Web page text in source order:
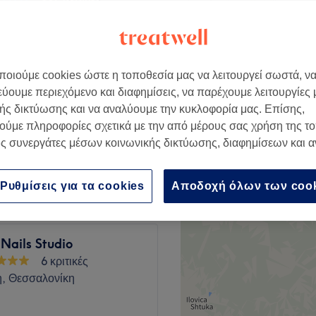
€ 7
€ 9,50
Studio
6 κριτικές
Θεσσαλονίκη
cookies ώστε η τοποθεσία μας να λειτουργεί σωστά, να
περιεχόμενο και διαφημίσεις, να παρέχουμε
δικτύωσης και να αναλύουμε την κυκλοφορία μας. Επίσης,
πληροφορίες σχετικά με την από μέρους σας χρήση της
συνεργάτες μέσων κοινωνικής δικτύωσης, διαφημίσεων και
Αποδοχή όλων των
Ρυθμίσεις για τα cookies